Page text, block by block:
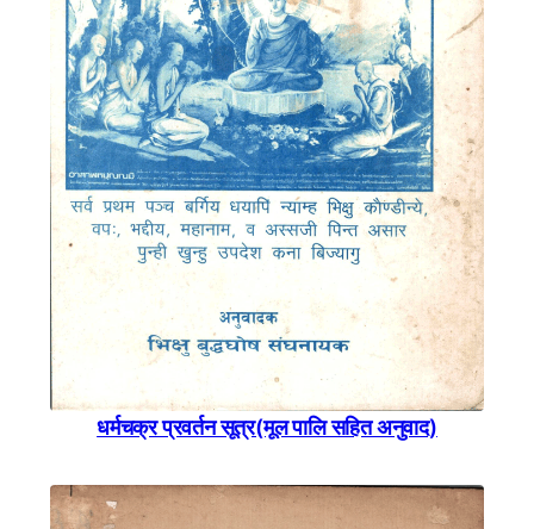
धर्मचक्र प्रवर्तन सूत्र(मूल पालि सहित अनुवाद)